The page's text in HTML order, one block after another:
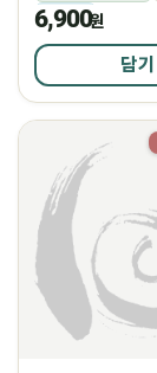
냉장
6,900원
담기